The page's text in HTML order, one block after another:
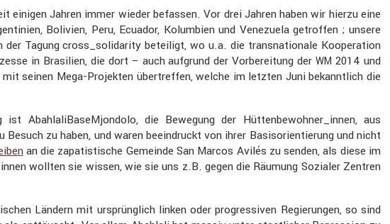
Jahren immer wieder befassen. Vor drei Jahren haben wir hierzu eine
Bolivien, Peru, Ecuador, Kolum­bien und Venezuela getroffen ; unsere
der Tagung cross_solidarity betei­ligt, wo u.a. die trans­na­tio­nale Koope­ra­tion
in Brasi­lien, die dort – auch aufgrund der Vorbe­rei­tung derWM 2014 und
seinen Mega-Projekten übertreffen, welche im letzten Juni bekannt­lich die
Abahl­a­li­Ba­seM­jon­dolo, die Bewegung der Hüttenbewohner_innen, aus
zu haben, und waren beein­druckt von ihrer Basis­ori­en­tie­rung und nicht
an die zapatis­ti­sche Gemeinde San Marcos Avilés zu senden, als diese im
wollten sie wissen, wie sie uns z.B. gegen die Räumung Sozialer Zentren
Ländern mit ursprüng­lich linken oder progres­siven Regie­rungen, so sind